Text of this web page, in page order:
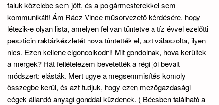
faluk közelébe sem jött, és a polgármesterekkel sem
kommunikált! Ám Rácz Vince műsorvezető kérdésére, hogy
létezik-e olyan lista, amelyen fel van tüntetve a tíz évvel ezelőtti
peszticin raktárkészletét hova tüntették el, azt válaszolta, ilyen
nics. Ezen kellene elgondolkodni! Mit gondolnak, hova kerültek
a mérgek? Hát feltételezem bevetették a régi jól bevált
módszert: elásták. Mert ugye a megsemmisítés komoly
összegbe kerül, és azt tudjuk, hogy ezen mezőgazdasági
cégek állandó anyagi gonddal küzdenek. ( Bécsben található a